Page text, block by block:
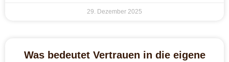
29. Dezember 2025
Was bedeutet Vertrauen in die eigene